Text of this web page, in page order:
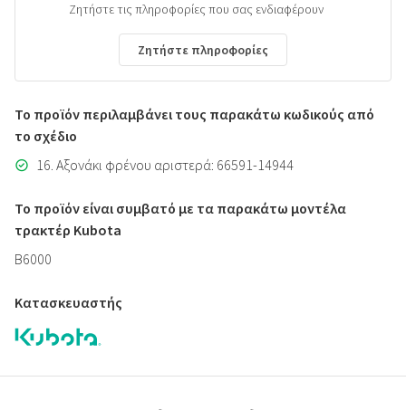
Ζητήστε τις πληροφορίες που σας ενδιαφέρουν
Ζητήστε πληροφορίες
Το προϊόν περιλαμβάνει τους παρακάτω κωδικούς από
το σχέδιο
16. Αξονάκι φρένου αριστερά: 66591-14944
Το προϊόν είναι συμβατό με τα παρακάτω μοντέλα
τρακτέρ Kubota
B6000
Κατασκευαστής